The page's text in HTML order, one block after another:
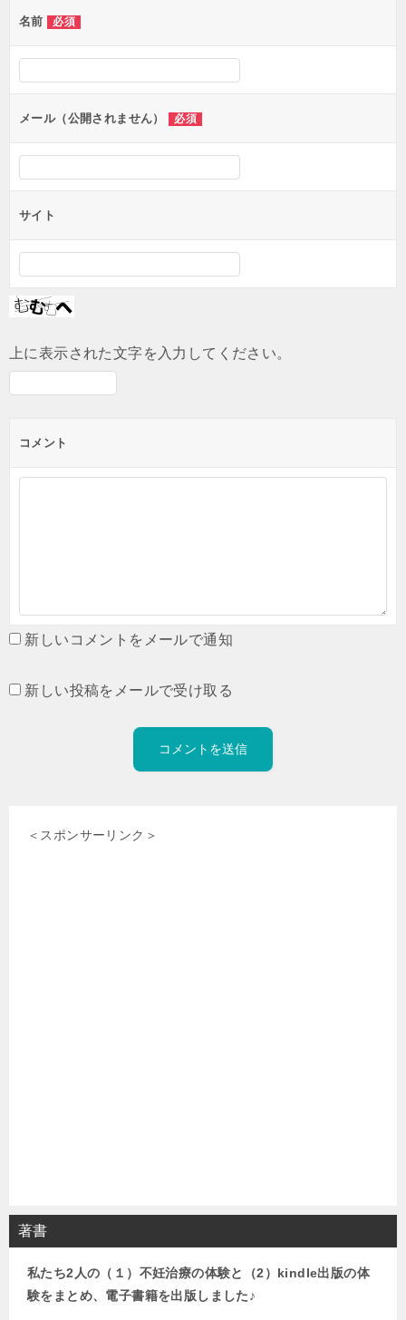
ー
シ
ョ
ン
名前 必須
メール（公開されません） 必須
サイト
上に表示された文字を入力してください。
コメント
新しいコメントをメールで通知
新しい投稿をメールで受け取る
＜スポンサーリンク＞
著書
私たち2人の（１）不妊治療の体験と（2）kindle出版の体
験をまとめ、電子書籍を出版しました♪